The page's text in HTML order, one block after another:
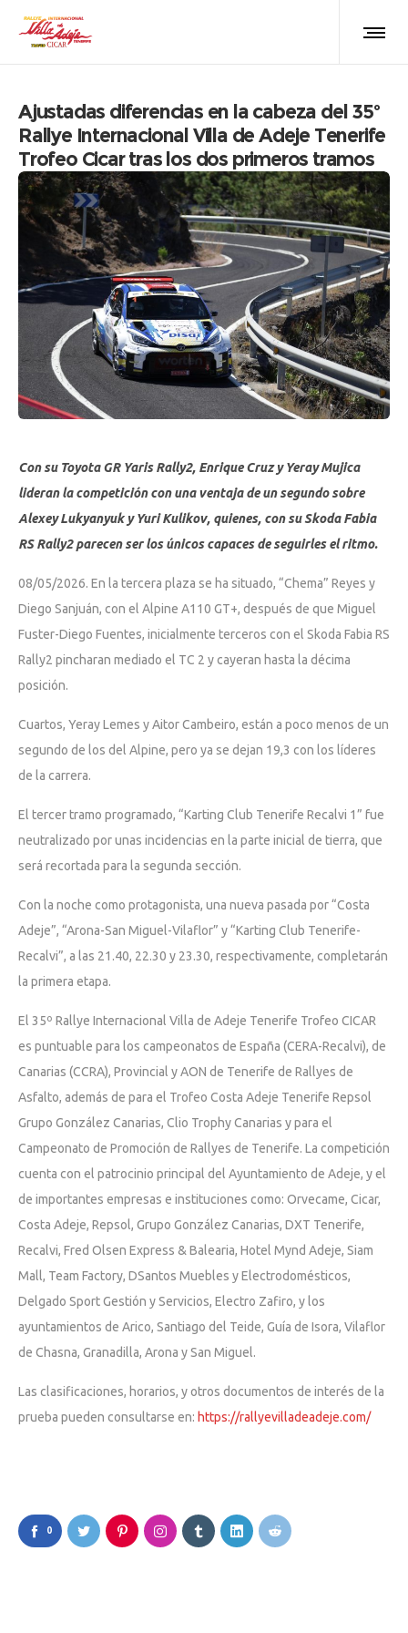
Ajustadas diferencias en la cabeza del 35º
Rallye Internacional Villa de Adeje Tenerife
Trofeo Cicar tras los dos primeros tramos
Con su Toyota GR Yaris Rally2, Enrique Cruz y Yeray Mujica
lideran la competición con una ventaja de un segundo sobre
Alexey Lukyanyuk y Yuri Kulikov, quienes, con su Skoda Fabia
RS Rally2 parecen ser los únicos capaces de seguirles el ritmo.
08/05/2026. En la tercera plaza se ha situado, “Chema” Reyes y
Diego Sanjuán, con el Alpine A110 GT+, después de que Miguel
Fuster-Diego Fuentes, inicialmente terceros con el Skoda Fabia RS
Rally2 pincharan mediado el TC 2 y cayeran hasta la décima
posición.
Cuartos, Yeray Lemes y Aitor Cambeiro, están a poco menos de un
segundo de los del Alpine, pero ya se dejan 19,3 con los líderes
de la carrera.
El tercer tramo programado, “Karting Club Tenerife Recalvi 1” fue
neutralizado por unas incidencias en la parte inicial de tierra, que
será recortada para la segunda sección.
Con la noche como protagonista, una nueva pasada por “Costa
Adeje”, “Arona-San Miguel-Vilaflor” y “Karting Club Tenerife-
Recalvi”, a las 21.40, 22.30 y 23.30, respectivamente, completarán
la primera etapa.
El 35º Rallye Internacional Villa de Adeje Tenerife Trofeo CICAR
es puntuable para los campeonatos de España (CERA-Recalvi), de
Canarias (CCRA), Provincial y AON de Tenerife de Rallyes de
Asfalto, además de para el Trofeo Costa Adeje Tenerife Repsol
Grupo González Canarias, Clio Trophy Canarias y para el
Campeonato de Promoción de Rallyes de Tenerife. La competición
cuenta con el patrocinio principal del Ayuntamiento de Adeje, y el
de importantes empresas e instituciones como: Orvecame, Cicar,
Costa Adeje, Repsol, Grupo González Canarias, DXT Tenerife,
Recalvi, Fred Olsen Express & Balearia, Hotel Mynd Adeje, Siam
Mall, Team Factory, DSantos Muebles y Electrodomésticos,
Delgado Sport Gestión y Servicios, Electro Zafiro, y los
ayuntamientos de Arico, Santiago del Teide, Guía de Isora, Vilaflor
de Chasna, Granadilla, Arona y San Miguel.
Las clasificaciones, horarios, y otros documentos de interés de la
prueba pueden consultarse en: https://rallyevilladeadeje.com/
0